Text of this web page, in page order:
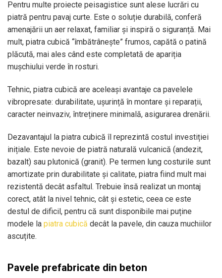
Pentru multe proiecte peisagistice sunt alese lucrări cu
piatră pentru pavaj curte. Este o soluție durabilă, conferă
amenajării un aer relaxat, familiar și inspiră o siguranță. Mai
mult, piatra cubică “îmbătrânește” frumos, capătă o patină
plăcută, mai ales când este completată de apariția
mușchiului verde în rosturi.
Tehnic, piatra cubică are aceleași avantaje ca pavelele
vibropresate: durabilitate, ușurință în montare și reparații,
caracter neinvaziv, întreținere minimală, asigurarea drenării.
Dezavantajul la piatra cubică îl reprezintă costul investiției
inițiale. Este nevoie de piatră naturală vulcanică (andezit,
bazalt) sau plutonică (granit). Pe termen lung costurile sunt
amortizate prin durabilitate și calitate, piatra fiind mult mai
rezistentă decât asfaltul. Trebuie însă realizat un montaj
corect, atât la nivel tehnic, cât și estetic, ceea ce este
destul de dificil, pentru că sunt disponibile mai puține
modele la piatra cubică decât la pavele, din cauza muchiilor
ascuțite.
Pavele prefabricate din beton